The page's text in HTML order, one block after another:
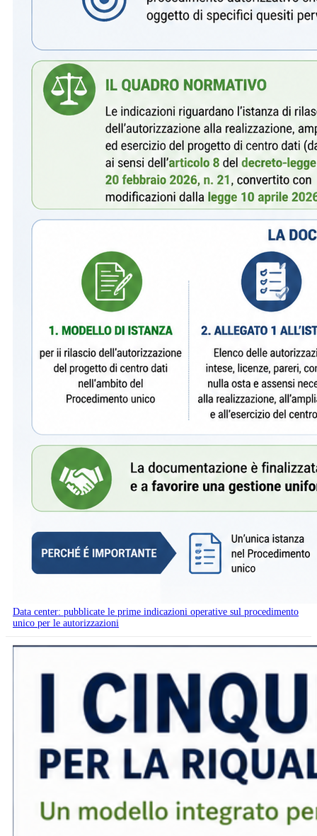
Data center: pubblicate le prime indicazioni operative sul procedimento
unico per le autorizzazioni